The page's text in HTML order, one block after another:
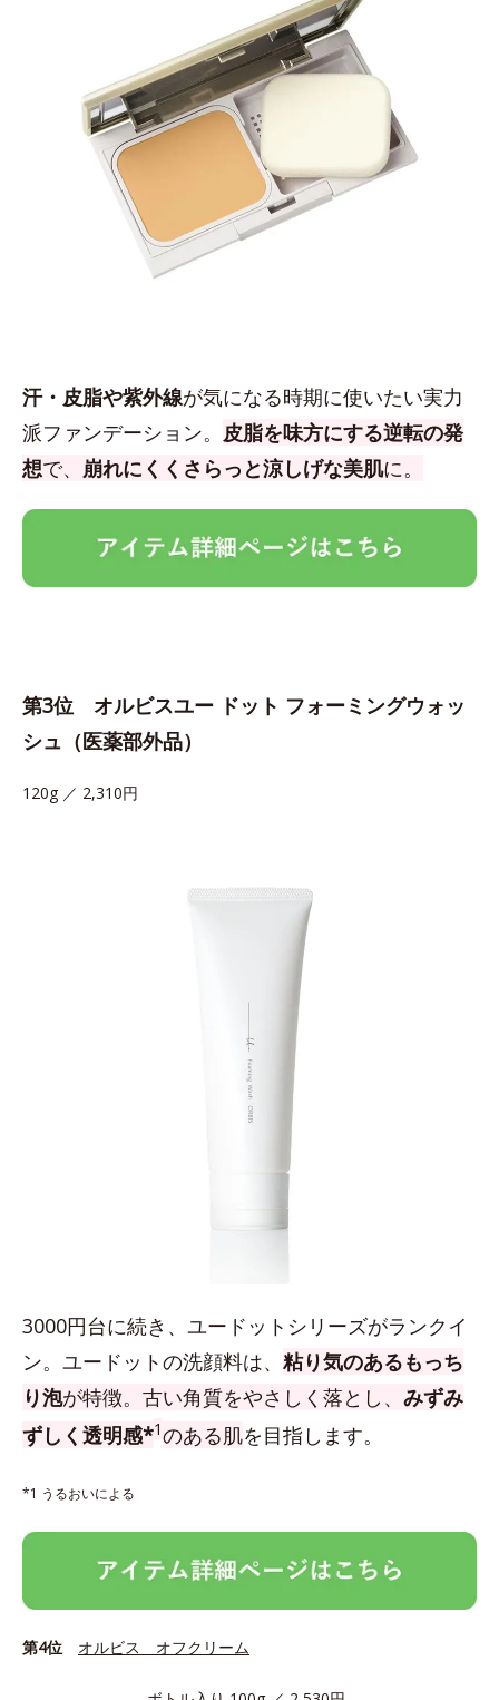
汗・皮脂や紫外線が気になる時期に使いたい実力
派ファンデーション。 皮脂を味方にする逆転の発
想で、 崩れにくくさらっと涼しげな美肌に。
第3位 オルビスユー ドット フォーミングウォッ
シュ（医薬部外品）
120g ／ 2,310円
3000円台に続き、ユードットシリーズがランクイ
ン。ユードットの洗顔料は、 粘り気のあるもっち
り泡が特徴。古い角質をやさしく落とし、 みずみ
ずしく透明感*1のある肌を目指します。
*1 うるおいによる
第4位 オルビス オフクリーム